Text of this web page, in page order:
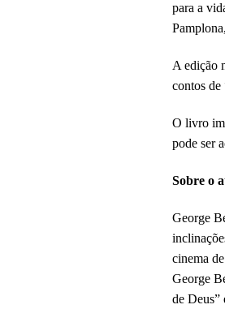
para a
A edição
contos
O livro
pode ser
Sobre o
George
cinema
George
de Deus”